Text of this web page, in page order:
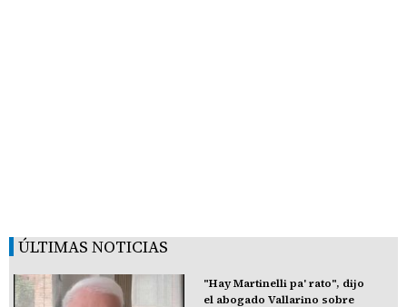
ÚLTIMAS NOTICIAS
"Hay Martinelli pa' rato", dijo
el abogado Vallarino sobre